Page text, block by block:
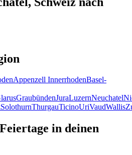
Appenzell InnerrhodenBasel-
GraubündenJuraLuzernNeuchatel
SolothurnThurgauTicinoUriVaudWallis
in deinen